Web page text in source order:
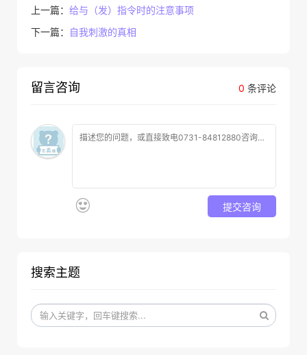
上一篇： 给与（发）指令时的注意事项
下一篇：
自我刺激的真相
0 条评论
留言咨询
提交咨询
搜索主题